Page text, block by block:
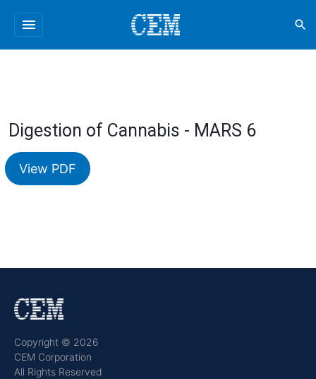
menu search
Digestion of Cannabis - MARS 6
View PDF
Copyright © 2026
CEM Corporation
All Rights Reserved